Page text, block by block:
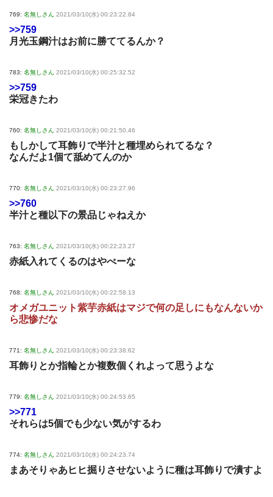
769: 名無しさん 2021/03/10(水) 00:23:22.84
>>759
月光玉鋼汁はお前に勝ててるんか？
783: 名無しさん 2021/03/10(水) 00:25:32.52
>>759
栄冠きたわ
760: 名無しさん 2021/03/10(水) 00:21:50.46
もしかして耳飾りで半汁と種埋められてるな？
なんだよ1個て舐めてんのか
770: 名無しさん 2021/03/10(水) 00:23:27.96
>>760
半汁と種以下の景品じゃねえか
763: 名無しさん 2021/03/10(水) 00:22:23.27
赤紙入れてくるのはやべーな
768: 名無しさん 2021/03/10(水) 00:22:58.13
オメガユニット紫芋赤紙はマジで何の足しにもなんないか
ら悲惨だな
771: 名無しさん 2021/03/10(水) 00:23:38.62
耳飾りとか指輪とか複数個くれよって思うよな
779: 名無しさん 2021/03/10(水) 00:24:53.65
>>771
それらは5個でも少ない気がするわ
774: 名無しさん 2021/03/10(水) 00:24:23.74
まあそりゃあヒヒ掘りさせないように種は耳飾りで潰すよ